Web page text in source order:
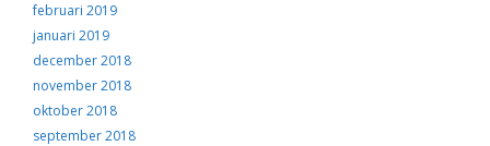
februari 2019
januari 2019
december 2018
november 2018
oktober 2018
september 2018